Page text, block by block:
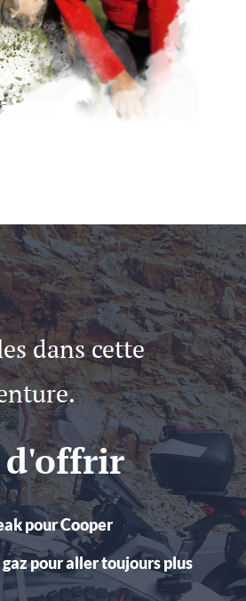
dans cette
pour Cooper
gaz pour aller toujours plus